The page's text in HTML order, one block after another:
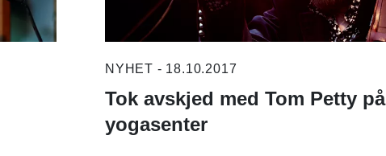
NYHET - 18.10.2017
Tok avskjed med Tom Petty på
yogasenter